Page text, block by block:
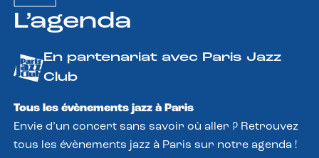
L’agenda
En partenariat avec Paris Jazz
Club
Tous les évènements jazz à Paris
Envie d’un concert sans savoir où aller ? Retrouvez
tous les évènements jazz à Paris sur notre agenda !